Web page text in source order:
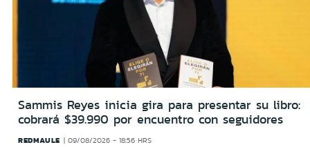
Sammis Reyes inicia gira para presentar su libro:
cobrará $39.990 por encuentro con seguidores
REDMAULE 09/08/2026 - 18:56 HRS